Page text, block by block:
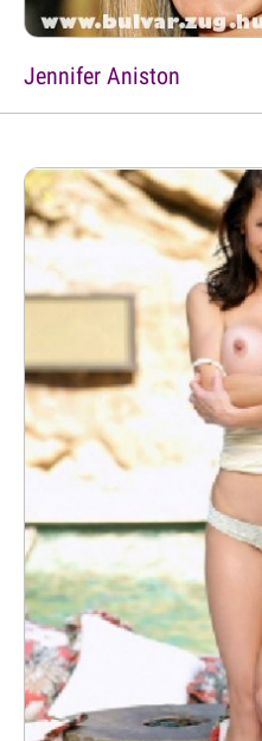
Jennifer Aniston